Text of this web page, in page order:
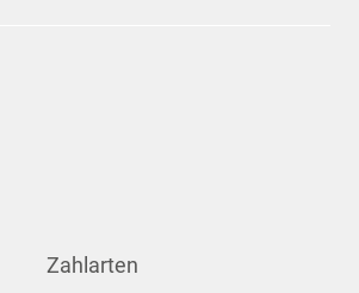
Zahlarten